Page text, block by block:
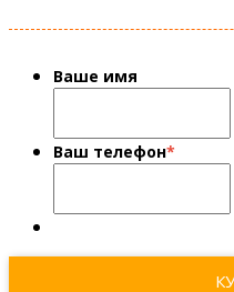
Ваше имя
Ваш телефон*